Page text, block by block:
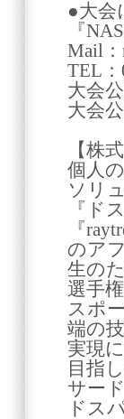
●大会
『
Mail：
TEL：
大会
大会
【株
個人
ソリ
『ド
『
のア
生の
選手
スポ
端の
実現
目指
サー
ドス